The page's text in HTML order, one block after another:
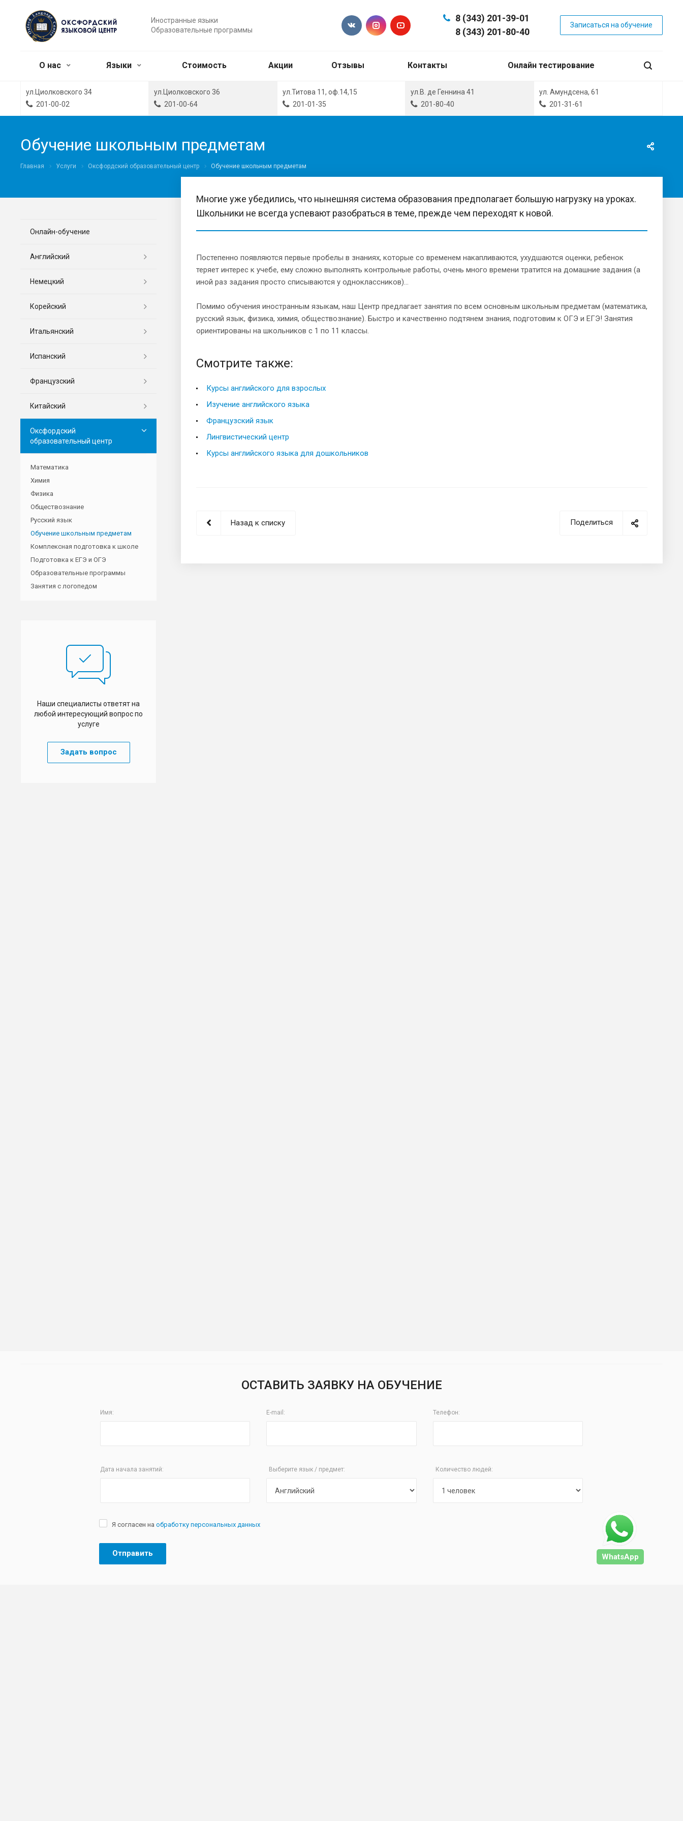
Иностранные языки
Образовательные программы
8 (343) 201-39-01
8 (343) 201-80-40
Записаться на обучение
О нас Языки Стоимость Акции Отзывы Контакты Онлайн тестирование
ул.Циолковского 34
201-00-02
ул.Циолковского 36
201-00-64
ул.Титова 11, оф.14,15
201-01-35
ул.В. де Геннина 41
201-80-40
ул. Амундсена, 61
201-31-61
Обучение школьным предметам
Главная Услуги Оксфордский образовательный центр Обучение школьным предметам
Многие уже убедились, что нынешняя система образования предполагает большую нагрузку на уроках.
Школьники не всегда успевают разобраться в теме, прежде чем переходят к новой.
Постепенно появляются первые пробелы в знаниях, которые со временем накапливаются, ухудшаются оценки, ребенок
теряет интерес к учебе, ему сложно выполнять контрольные работы, очень много времени тратится на домашние задания (а
иной раз задания просто списываются у одноклассников)...
Помимо обучения иностранным языкам, наш Центр предлагает занятия по всем основным школьным предметам (математика,
русский язык, физика, химия, обществознание). Быстро и качественно подтянем знания, подготовим к ОГЭ и ЕГЭ! Занятия
ориентированы на школьников с 1 по 11 классы.
Смотрите также:
Курсы английского для взрослых
Изучение английского языка
Французский язык
Лингвистический центр
Курсы английского языка для дошкольников
Поделиться
Назад к списку
Онлайн-обучение
Английский
Немецкий
Корейский
Итальянский
Испанский
Французский
Китайский
Оксфордский
образовательный центр
Математика
Химия
Физика
Обществознание
Русский язык
Обучение школьным предметам
Комплексная подготовка к школе
Подготовка к ЕГЭ и ОГЭ
Образовательные программы
Занятия с логопедом
Наши специалисты ответят на
любой интересующий вопрос по
услуге
Задать вопрос
ОСТАВИТЬ ЗАЯВКУ НА ОБУЧЕНИЕ
Имя: E-mail: Телефон:
Дата начала занятий: Выберите язык / предмет: Количество людей:
Я согласен на обработку персональных данных
Отправить WhatsApp